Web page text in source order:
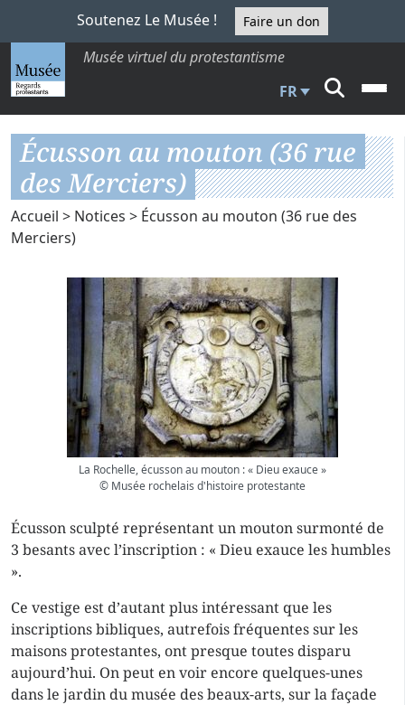
Soutenez Le Musée ! Faire un don
Musée virtuel du protestantisme
FR
Écusson au mouton (36 rue
des Merciers)
Accueil > Notices > Écusson au mouton (36 rue des
Merciers)
La Rochelle, écusson au mouton : « Dieu exauce »
© Musée rochelais d'histoire protestante
Écusson sculpté représentant un mouton surmonté de
3 besants avec l’inscription : « Dieu exauce les humbles
».
Ce vestige est d’autant plus intéressant que les
inscriptions bibliques, autrefois fréquentes sur les
maisons protestantes, ont presque toutes disparu
aujourd’hui. On peut en voir encore quelques-unes
dans le jardin du musée des beaux-arts, sur la façade